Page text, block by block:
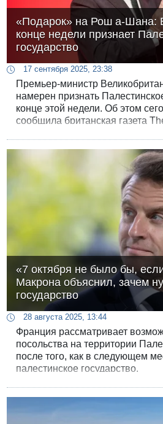
«Подарок» на Рош а-Шана:
конце недели признает
государство
17 сентября 2025, 23:38
Премьер-министр
намерен признать
конце этой недели. Об этом
сообщила британская газета
«7 октября не было бы,
Макрона объяснил, зачем
государство
28 августа 2025, 13:44
Франция рассматривает
посольства на территории
после того, как в следующем
палестинское государство.